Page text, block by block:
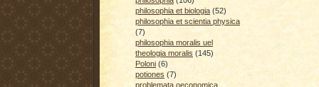
philosophia et biologia (52)
philosophia et scientia physica
(7)
philosophia moralis uel
theologia moralis (145)
Poloni (6)
potiones (7)
problemata oeconomica